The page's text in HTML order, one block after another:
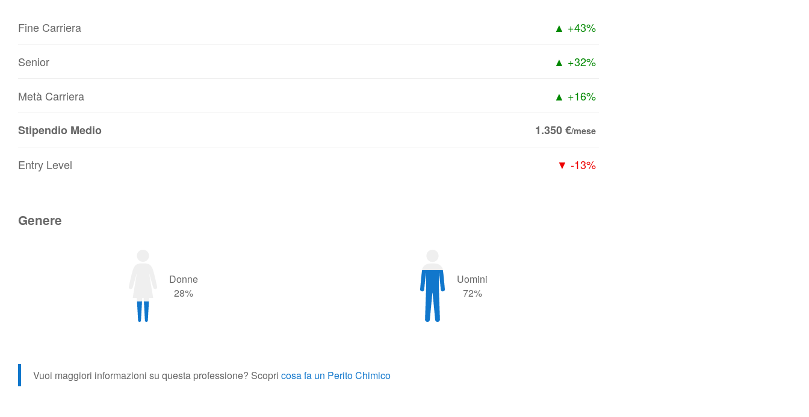
Fine Carriera ▲ +43%
Senior ▲ +32%
Metà Carriera ▲ +16%
Stipendio Medio 1.350 €/mese
Entry Level ▼ -13%
Genere
Donne
28%
Uomini
72%
Vuoi maggiori informazioni su questa professione? Scopri cosa fa un Perito Chimico